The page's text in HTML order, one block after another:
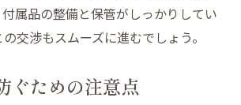
属品の整備と保管がしっかりしてい
交渉もスムーズに進むでしょう。
ぐための注意点